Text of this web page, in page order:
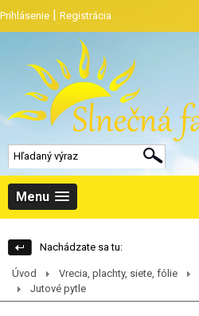
Prihlásenie | Registrácia
Menu
Nachádzate sa tu:
Úvod Vrecia, plachty, siete, fólie
Jutové pytle